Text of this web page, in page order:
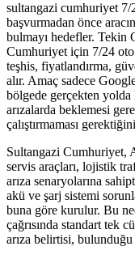
sultangazi cumhuriyet
başvurmadan önce
bulmayı hedefler. Tekin
Cumhuriyet için 7/24 oto
teşhis, fiyatlandırma,
alır. Amaç sadece
bölgede gerçekten yolda
arızalarda beklemesi
çalıştırmaması
Sultangazi Cumhuriyet,
servis araçları, lojistik
arıza senaryolarına
akü ve şarj sistemi
buna göre kurulur. Bu
çağrısında standart tek
arıza belirtisi,